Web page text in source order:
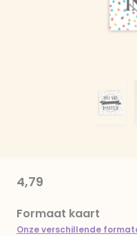
4,79
Formaat kaart
Onze verschillende